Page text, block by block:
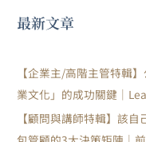
最新文章
【企業主/高階主管特輯
業文化」的成功關鍵｜
【顧問與講師特輯】該